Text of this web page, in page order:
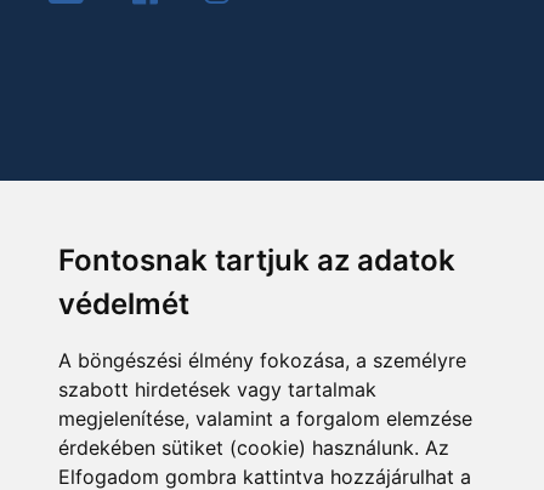
Fontosnak tartjuk az adatok
védelmét
A böngészési élmény fokozása, a személyre
szabott hirdetések vagy tartalmak
megjelenítése, valamint a forgalom elemzése
érdekében sütiket (cookie) használunk. Az
Elfogadom gombra kattintva hozzájárulhat a